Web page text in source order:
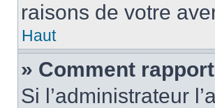
raisons de votre
Haut
» Comment
Si l’administrateur